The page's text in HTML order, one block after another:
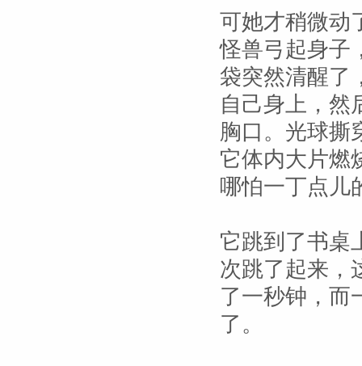
可她才稍微动
怪兽弓起身子
袋突然清醒了
自己身上，然
胸口。光球撕
它体内大片燃
哪怕一丁点儿
它跳到了书桌
次跳了起来，
了一秒钟，而
了。